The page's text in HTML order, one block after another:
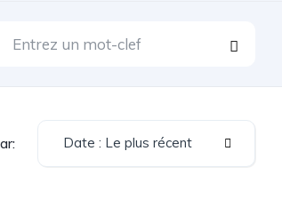
Date : Le plus récent